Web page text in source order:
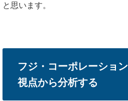
と思います。
フジ・コーポレーショ
視点から分析する